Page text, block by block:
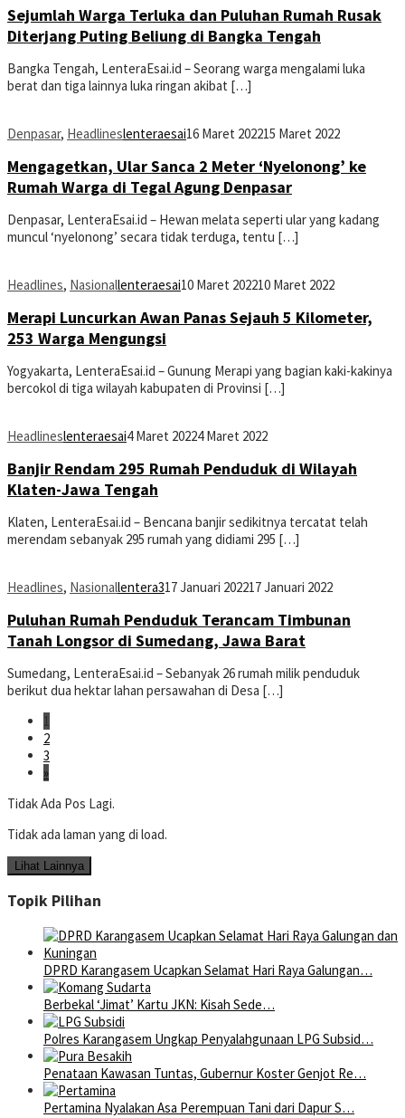
Sejumlah Warga Terluka dan Puluhan Rumah Rusak
Diterjang Puting Beliung di Bangka Tengah
Bangka Tengah, LenteraEsai.id – Seorang warga mengalami luka
berat dan tiga lainnya luka ringan akibat […]
Denpasar, Headlineslenteraesai16 Maret 202215 Maret 2022
Mengagetkan, Ular Sanca 2 Meter ‘Nyelonong’ ke
Rumah Warga di Tegal Agung Denpasar
Denpasar, LenteraEsai.id – Hewan melata seperti ular yang kadang
muncul ‘nyelonong’ secara tidak terduga, tentu […]
Headlines, Nasionallenteraesai10 Maret 202210 Maret 2022
Merapi Luncurkan Awan Panas Sejauh 5 Kilometer,
253 Warga Mengungsi
Yogyakarta, LenteraEsai.id – Gunung Merapi yang bagian kaki-kakinya
bercokol di tiga wilayah kabupaten di Provinsi […]
Headlineslenteraesai4 Maret 20224 Maret 2022
Banjir Rendam 295 Rumah Penduduk di Wilayah
Klaten-Jawa Tengah
Klaten, LenteraEsai.id – Bencana banjir sedikitnya tercatat telah
merendam sebanyak 295 rumah yang didiami 295 […]
Headlines, Nasionallentera317 Januari 202217 Januari 2022
Puluhan Rumah Penduduk Terancam Timbunan
Tanah Longsor di Sumedang, Jawa Barat
Sumedang, LenteraEsai.id – Sebanyak 26 rumah milik penduduk
berikut dua hektar lahan persawahan di Desa […]
1
2
3
»
Tidak Ada Pos Lagi.
Tidak ada laman yang di load.
Lihat Lainnya
Topik Pilihan
DPRD Karangasem Ucapkan Selamat Hari Raya Galungan…
Berbekal ‘Jimat’ Kartu JKN: Kisah Sede…
Polres Karangasem Ungkap Penyalahgunaan LPG Subsid…
Penataan Kawasan Tuntas, Gubernur Koster Genjot Re…
Pertamina Nyalakan Asa Perempuan Tani dari Dapur S…